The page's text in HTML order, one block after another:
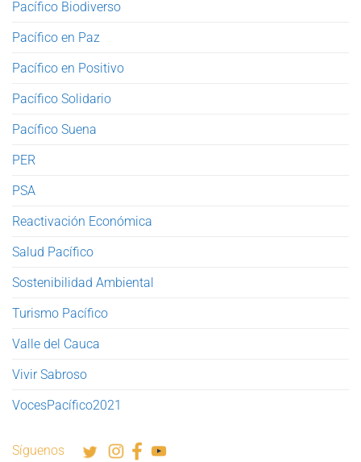
Pacífico Biodiverso
Pacífico en Paz
Pacífico en Positivo
Pacífico Solidario
Pacífico Suena
PER
PSA
Reactivación Económica
Salud Pacífico
Sostenibilidad Ambiental
Turismo Pacífico
Valle del Cauca
Vivir Sabroso
VocesPacífico2021
Síguenos